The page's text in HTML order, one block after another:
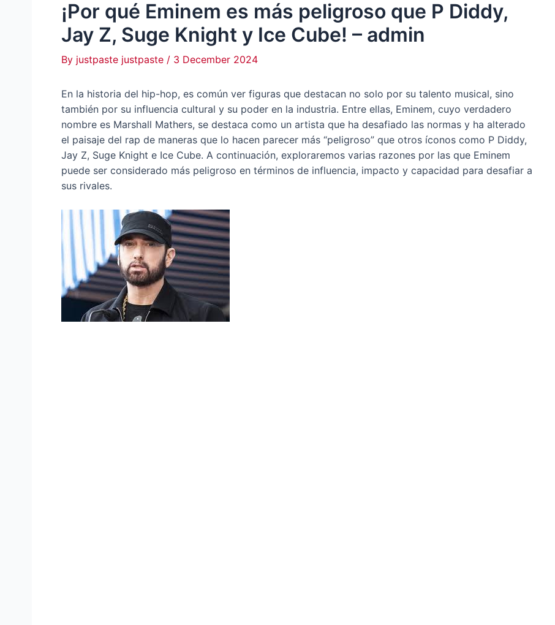
¡Por qué Eminem es más peligroso que P Diddy,
Jay Z, Suge Knight y Ice Cube! – admin
By justpaste justpaste / 3 December 2024
En la historia del hip-hop, es común ver figuras que destacan no solo por su talento musical, sino
también por su influencia cultural y su poder en la industria. Entre ellas, Eminem, cuyo verdadero
nombre es Marshall Mathers, se destaca como un artista que ha desafiado las normas y ha alterado
el paisaje del rap de maneras que lo hacen parecer más “peligroso” que otros íconos como P Diddy,
Jay Z, Suge Knight e Ice Cube. A continuación, exploraremos varias razones por las que Eminem
puede ser considerado más peligroso en términos de influencia, impacto y capacidad para desafiar a
sus rivales.